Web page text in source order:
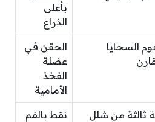
بأعلى
الذراع
السحايا
الحقن في
عضلة
الفخذ
الأمامية
ثالثة من شلل
نقط بالفم